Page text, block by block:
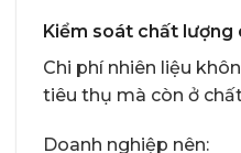
Kiểm soát chất lượng
Chi phí nhiên liệu
tiêu thụ mà còn ở
Doanh nghiệp nên: